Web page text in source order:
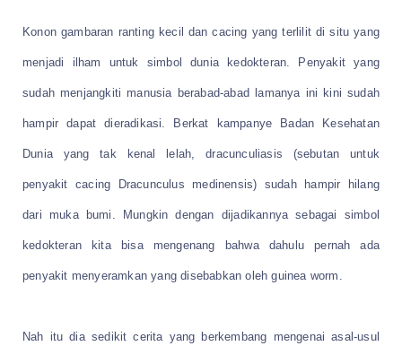
Konon gambaran ranting kecil dan cacing yang terlilit di situ yang
menjadi ilham untuk simbol dunia kedokteran. Penyakit yang
sudah menjangkiti manusia berabad-abad lamanya ini kini sudah
hampir dapat dieradikasi. Berkat kampanye Badan Kesehatan
Dunia yang tak kenal lelah, dracunculiasis (sebutan untuk
penyakit cacing Dracunculus medinensis) sudah hampir hilang
dari muka bumi. Mungkin dengan dijadikannya sebagai simbol
kedokteran kita bisa mengenang bahwa dahulu pernah ada
penyakit menyeramkan yang disebabkan oleh guinea worm.
Nah itu dia sedikit cerita yang berkembang mengenai asal-usul